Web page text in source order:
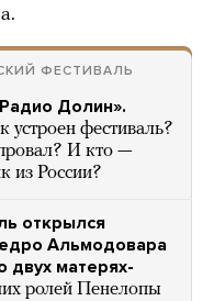
ФЕСТИВАЛЬ
Долин».
устроен фестиваль?
И кто —
из России?
открылся
Альмодовара
двух матерях-
ролей Пенелопы